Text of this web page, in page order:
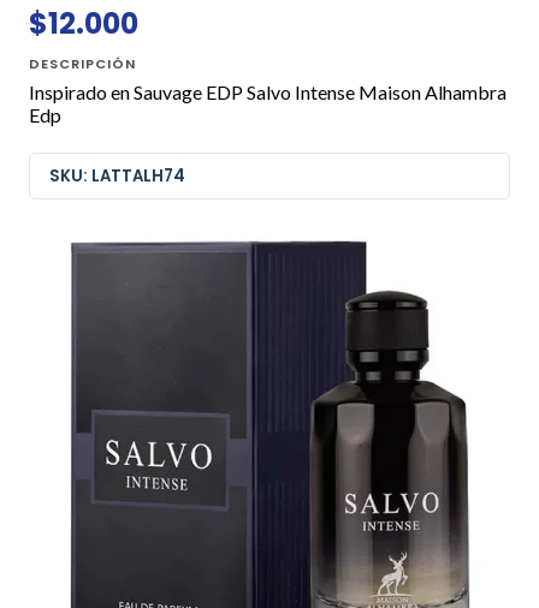
$12.000
DESCRIPCIÓN
Inspirado en Sauvage EDP Salvo Intense Maison Alhambra
Edp
SKU: LATTALH74